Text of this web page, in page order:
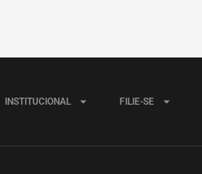
INSTITUCIONAL FILIE-SE